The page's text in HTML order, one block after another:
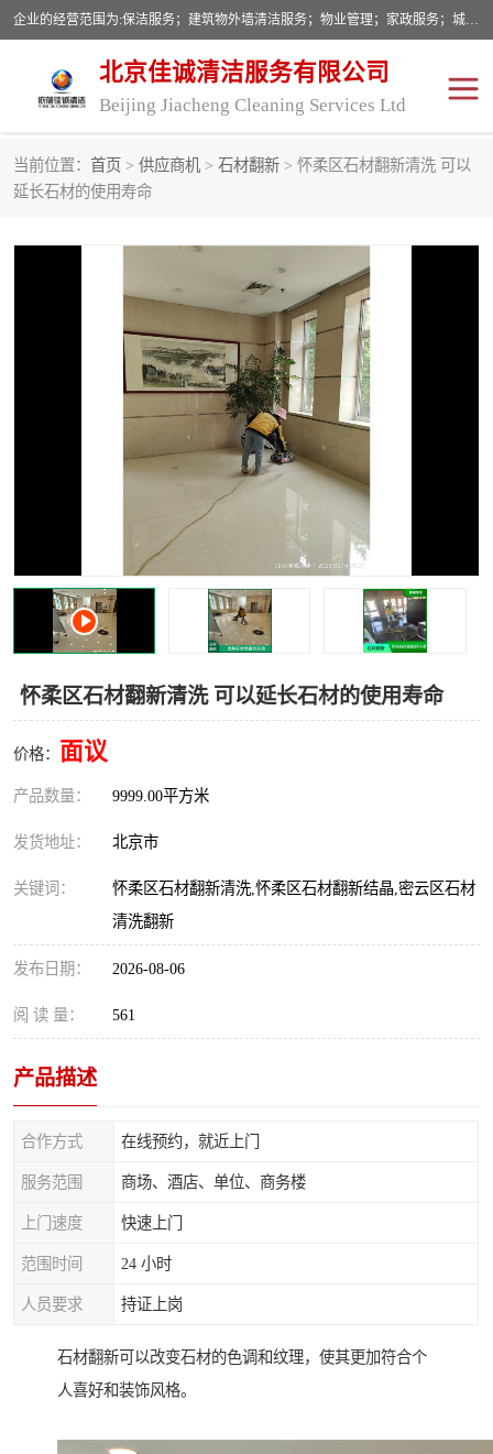
企业的经营范围为:保洁服务；建筑物外墙清洁服务；物业管理；家政服务；城市园林绿化；劳务分包；技术开发、技术转让、技术服务；销售保洁设备、卫生用品、化工产品（不含危险化学品及一类易制毒化学品）、日用品、办公设备、建筑材料、装饰材料；图文设计；清洁服务（不含餐具消毒）；中央空调维修；工程设计；施工总承包；专业承包。
北京佳诚清洁服务有限公司
Beijing Jiacheng Cleaning Services Ltd
当前位置： 首页 > 供应商机 > 石材翻新 > 怀柔区石材翻新清洗 可以
延长石材的使用寿命
怀柔区石材翻新清洗 可以延长石材的使用寿命
价格： 面议
产品数量： 9999.00平方米
发货地址： 北京市
关键词：
怀柔区石材翻新清洗,怀柔区石材翻新结晶,密云区石材
清洗翻新
发布日期： 2026-08-06
阅 读 量： 561
产品描述
合作方式 在线预约，就近上门
服务范围 商场、酒店、单位、商务楼
上门速度 快速上门
范围时间 24 小时
人员要求 持证上岗
石材翻新可以改变石材的色调和纹理，使其更加符合个
人喜好和装饰风格。
外墙清洗
开荒保洁 保洁服务
建筑物外墙维修